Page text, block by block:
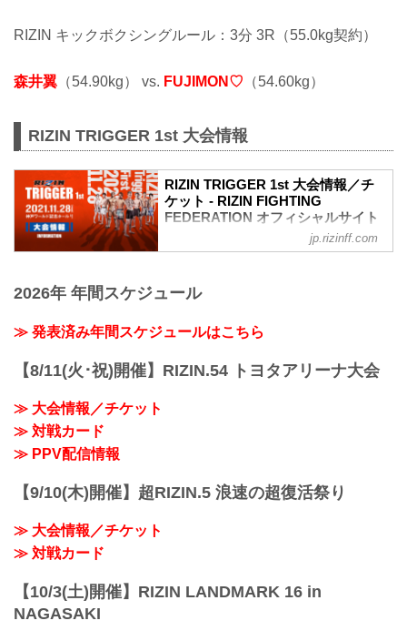
RIZIN キックボクシングルール：3分 3R（55.0kg契約）
森井翼 （54.90kg） vs. FUJIMON♡ （54.60kg）
RIZIN TRIGGER 1st 大会情報
RIZIN TRIGGER 1st 大会情報／チ
ケット - RIZIN FIGHTING
FEDERATION オフィシャルサイト
ここから何かが始まる、新しいスターが
「RIZIN TRIGGER」。
をテーマに、主要都市を中心に開催して
いる通常のナンバーシリーズやRIZIN
jp.rizinff.com
2026年 年間スケジュール
≫ 発表済み年間スケジュールはこちら
【8/11(火･祝)開催】RIZIN.54 トヨタアリーナ大会
≫ 大会情報／チケット
≫ 対戦カード
≫ PPV配信情報
【9/10(木)開催】超RIZIN.5 浪速の超復活祭り
≫ 大会情報／チケット
≫ 対戦カード
【10/3(土)開催】RIZIN LANDMARK 16 in
NAGASAKI